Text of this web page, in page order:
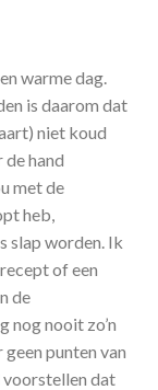
warme dag.
is daarom dat
niet koud
de hand
met de
heb,
slap worden. Ik
of een
de
nog nooit zo’n
punten van
voorstellen dat